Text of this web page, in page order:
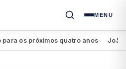
MENU
os próximos quatro anos● João